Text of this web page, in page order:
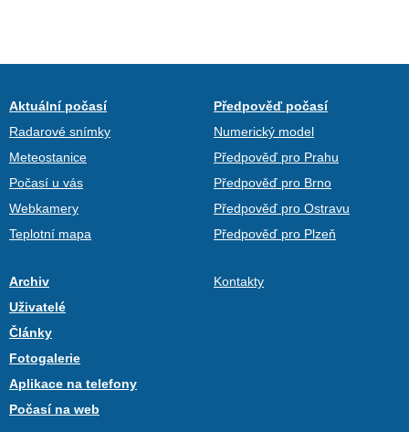
Aktuální počasí
Radarové snímky
Meteostanice
Počasí u vás
Webkamery
Teplotní mapa
Předpověď počasí
Numerický model
Předpověď pro Prahu
Předpověď pro Brno
Předpověď pro Ostravu
Předpověď pro Plzeň
Archiv
Uživatelé
Články
Fotogalerie
Aplikace na telefony
Počasí na web
Kontakty